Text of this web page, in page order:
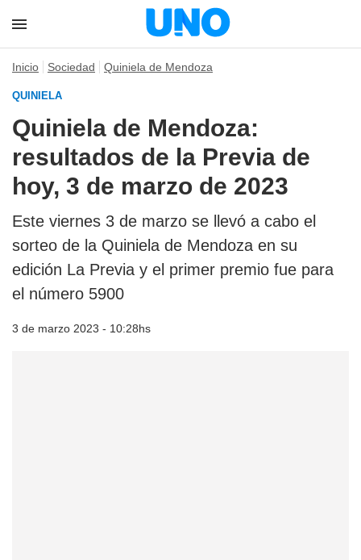
Inicio Sociedad Quiniela de Mendoza
QUINIELA
Quiniela de Mendoza:
resultados de la Previa de
hoy, 3 de marzo de 2023
Este viernes 3 de marzo se llevó a cabo el
sorteo de la Quiniela de Mendoza en su
edición La Previa y el primer premio fue para
el número 5900
3 de marzo 2023 - 10:28hs